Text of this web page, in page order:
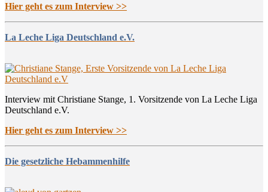
Hier geht es zum Interview >>
La Leche Liga Deutschland e.V.
Interview mit Christiane Stange, 1. Vorsitzende von La Leche Liga
Deutschland e.V.
Hier geht es zum Interview >>
Die gesetzliche Hebammenhilfe